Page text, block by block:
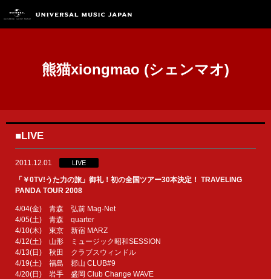
熊猫xiongmao (シェンマオ)
■LIVE
2011.12.01 LIVE
「￥0TV!うた力の旅」御礼！初の全国ツアー30本決定！ TRAVELING
PANDA TOUR 2008
4/04(金) 青森 弘前 Mag-Net
4/05(土) 青森 quarter
4/10(木) 東京 新宿 MARZ
4/12(土) 山形 ミュージック昭和SESSION
4/13(日) 秋田 クラブスウィンドル
4/19(土) 福島 郡山 CLUB#9
4/20(日) 岩手 盛岡 Club Change WAVE